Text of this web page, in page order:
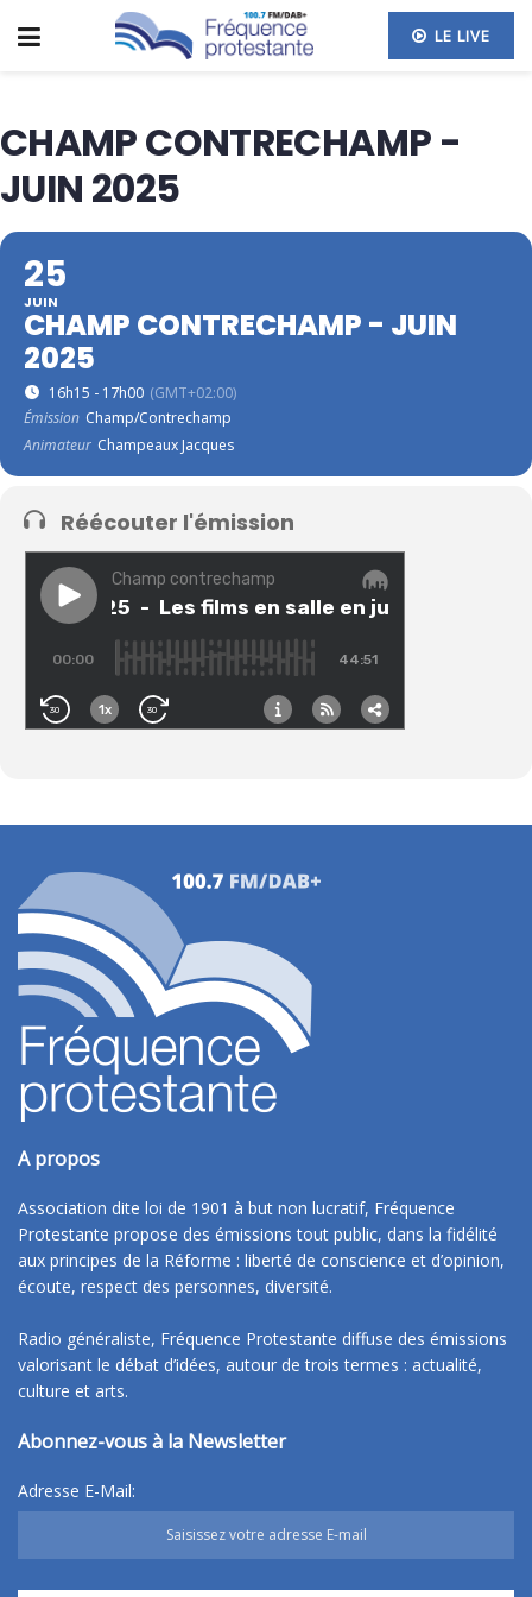
LE LIVE
CHAMP CONTRECHAMP -
JUIN 2025
25
JUIN
CHAMP CONTRECHAMP - JUIN
2025
16h15 - 17h00 (GMT+02:00)
Émission Champ/Contrechamp
Animateur Champeaux Jacques
Réécouter l'émission
A propos
Association dite loi de 1901 à but non lucratif, Fréquence
Protestante propose des émissions tout public, dans la fidélité
aux principes de la Réforme : liberté de conscience et d’opinion,
écoute, respect des personnes, diversité.
Radio généraliste, Fréquence Protestante diffuse des émissions
valorisant le débat d’idées, autour de trois termes : actualité,
culture et arts.
Abonnez-vous à la Newsletter
Adresse E-Mail: